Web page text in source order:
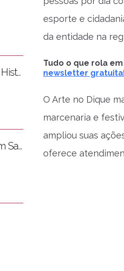
esporte e
da entidade na
Tudo o que rola
newsletter
O Arte no Dique
marcenaria e
ampliou suas
oferece
ver mais
Caminhada pelo Centro Histórico
Aventura Congelante em Santos